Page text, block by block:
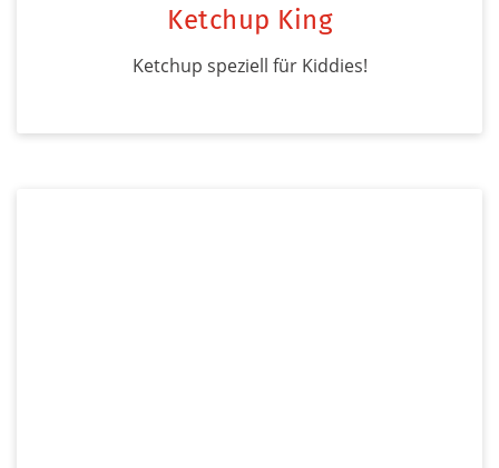
Ketchup King
Ketchup speziell für Kiddies!